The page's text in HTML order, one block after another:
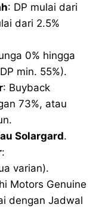
: DP mulai dari
dari 2.5%
0% hingga
min. 55%).
: Buyback
73%, atau
Solargard.
:
varian).
Motors Genuine
dengan Jadwal